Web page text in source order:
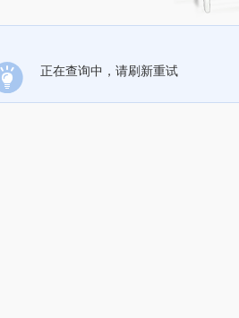
正在查询中，请刷新重试